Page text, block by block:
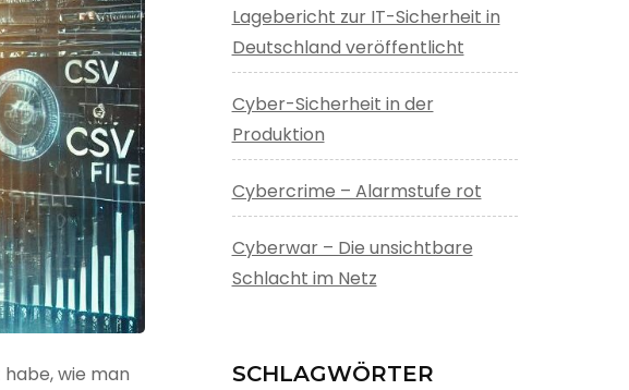
wie man
Lagebericht zur IT-Sicherheit in
Deutschland veröffentlicht
Cyber-Sicherheit in der
Produktion
Cybercrime – Alarmstufe rot
Cyberwar – Die unsichtbare
Schlacht im Netz
SCHLAGWÖRTER